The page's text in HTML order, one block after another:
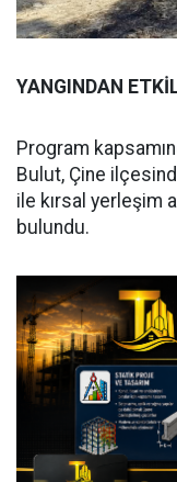
YANGINDAN
Program
Bulut, Çine
ile kırsal yerleşim
bulundu.